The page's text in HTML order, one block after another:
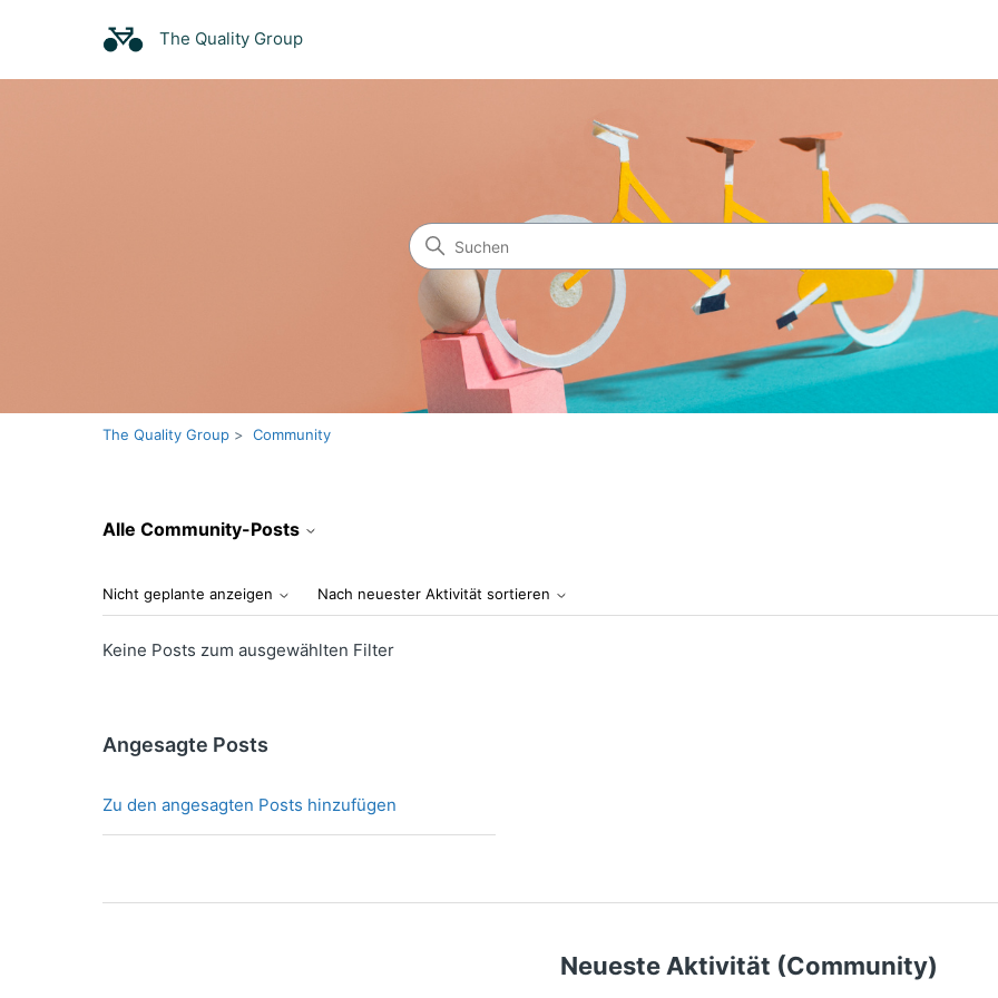
The Quality Group
The Quality Group Community
Alle Community-Posts
Nicht geplante anzeigen Nach neuester Aktivität sortieren
Keine Posts zum ausgewählten Filter
Angesagte Posts
Zu den angesagten Posts hinzufügen
Neueste Aktivität (Community)